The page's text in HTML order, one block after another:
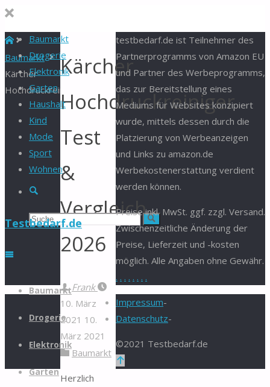
Baumarkt
Drogerie
Elektronik
Garten
Haushalt
Kind
Mode
Sport
Wohnen
Suche
Suchen Suche
Testbedarf.de
Zum
springen
Baumarkt
Drogerie
Elektronik
Garten
Start
Baumarkt
Kärcher
Hochdruckreiniger
Kärcher
Hochdruckreiniger
Test
&
Vergleich
2026
Frank
10. März
2021 10.
März 2021
Baumarkt
Herzlich
testbedarf.de ist Teilnehmer des
Partnerprogramms von Amazon EU
und Partner des Werbeprogramms,
das zur Bereitstellung eines
Mediums für Websites konzipiert
wurde, mittels dessen durch die
Platzierung von Werbeanzeigen
und Links zu amazon.de
Werbekostenerstattung verdient
werden können.
Preise inkl. MwSt. ggf. zzgl. Versand.
Zwischenzeitliche Änderung der
Preise, Lieferzeit und -kosten
möglich. Alle Angaben ohne Gewähr.
. . . . . . . .
Impressum-
Datenschutz-
©2021 Testbedarf.de
Zurück